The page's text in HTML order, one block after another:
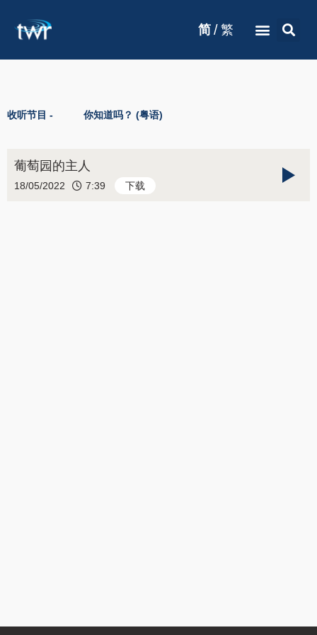
简 / 繁
收听节目 - 你知道吗？ (粤语)
葡萄园的主人
18/05/2022 7:39 下载